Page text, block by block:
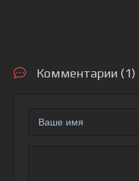
Комментарии (1)